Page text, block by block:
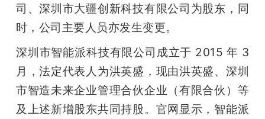
司、深圳市大疆创新科技有限公司为股东，同
时，公司主要人员亦发生变更。
深圳市智能派科技有限公司成立于 2015 年 3
月，法定代表人为洪英盛，现由洪英盛、深圳
市智造未来企业管理合伙企业（有限合伙）等
及上述新增股东共同持股。官网显示，智能派